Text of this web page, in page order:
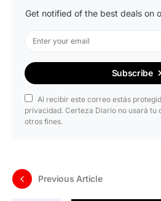
Get notified of the best deals on
Subscribe
Al recibir este correo estás
privacidad. Certeza Diario no usará tu
otros fines.
Previous Article